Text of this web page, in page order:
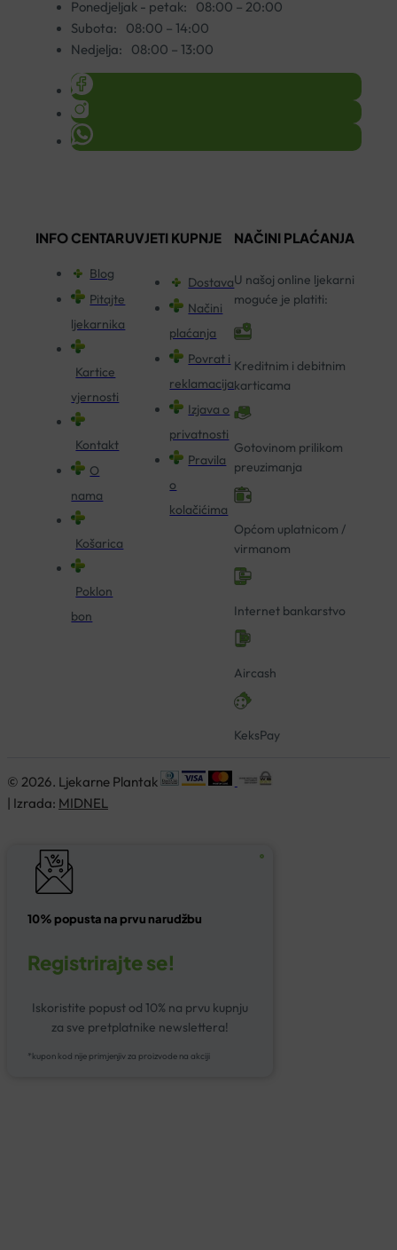
Ponedjeljak - petak:
08:00 – 20:00
Subota:
08:00 – 14:00
Nedjelja:
08:00 – 13:00
INFO CENTAR
Blog
Pitajte
ljekarnika
Kartice
vjernosti
Kontakt
O
nama
Košarica
Poklon
bon
UVJETI KUPNJE
Dostava
Načini
plaćanja
Povrat i
reklamacija
Izjava o
privatnosti
Pravila
o
kolačićima
NAČINI PLAĆANJA
U našoj online ljekarni
moguće je platiti:
Kreditnim i debitnim
karticama
Gotovinom prilikom
preuzimanja
Općom uplatnicom /
virmanom
Internet bankarstvo
Aircash
KeksPay
© 2026. Ljekarne Plantak
| Izrada: MIDNEL
10% popusta na prvu narudžbu
Registrirajte se!
Iskoristite popust od 10% na prvu kupnju
za sve pretplatnike newslettera!
*kupon kod nije primjenjiv za proizvode na akciji